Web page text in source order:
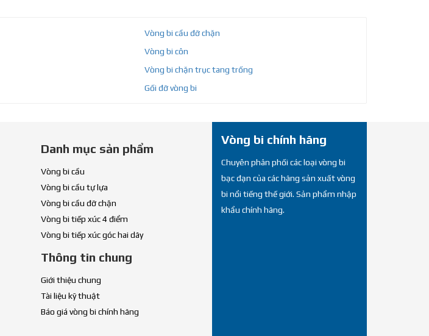
Vòng bi cầu đỡ chặn
Vòng bi côn
Vòng bi chặn trục tang trống
Gối đỡ vòng bi
Danh mục sản phẩm
Vòng bi cầu
Vòng bi cầu tự lựa
Vòng bi cầu đỡ chặn
Vòng bi tiếp xúc 4 điểm
Vòng bi tiếp xúc góc hai dãy
Thông tin chung
Giới thiệu chung
Tài liệu kỹ thuật
Báo giá vòng bi chính hãng
Vòng bi chính hãng
Chuyên phân phối các loại vòng bi
bạc đạn của các hãng sản xuất vòng
bi nổi tiếng thế giới. Sản phẩm nhập
khẩu chính hãng.